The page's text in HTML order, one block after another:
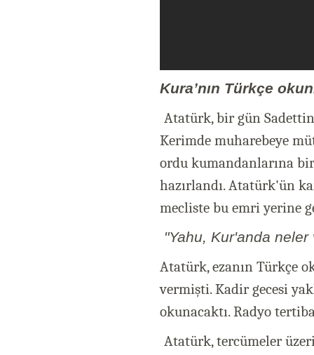
Kura’nın Türkçe
Atatürk, bir gün Sadettin
Kerimde muharebeye
ordu kumandanlarına
hazırlandı. Atatürk'ün
mecliste bu emri yerine
"Yahu, Kur'anda
Atatürk, ezanın Türkçe
vermişti. Kadir gecesi
okunacaktı. Radyo
Atatürk, tercümeler